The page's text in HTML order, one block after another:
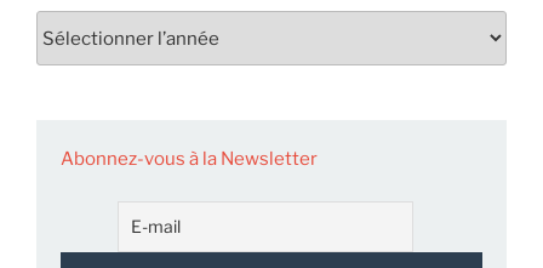
Abonnez-vous à la Newsletter